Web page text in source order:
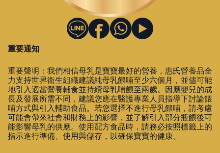
重要通知
重要聲明：我們相信母乳是寶寶最好的營養，惠氏營養品全
力支持世界衛生組織建議純母乳餵哺至少六個月，並儘可能
地引入適當營養輔食並持續母乳哺餵至兩歲。因應嬰兒的成
長及發展所需不同，建議您應在醫護專業人員指導下討論餵
哺方式與引入輔助食品。若您選擇不進行母乳餵哺，請考慮
可能會帶來社會和財務上的影響，並了解引入部分瓶餵後可
能影響母乳的供應。使用配方食品時，請務必按照標籤上的
指示進行準備、使用與儲存，以確保寶寶的健康。